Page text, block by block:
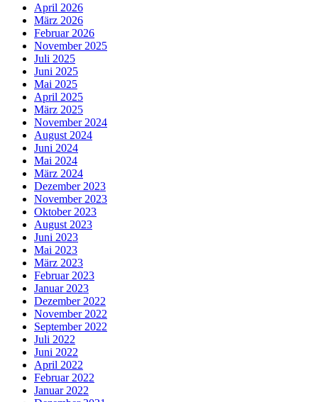
April 2026
März 2026
Februar 2026
November 2025
Juli 2025
Juni 2025
Mai 2025
April 2025
März 2025
November 2024
August 2024
Juni 2024
Mai 2024
März 2024
Dezember 2023
November 2023
Oktober 2023
August 2023
Juni 2023
Mai 2023
März 2023
Februar 2023
Januar 2023
Dezember 2022
November 2022
September 2022
Juli 2022
Juni 2022
April 2022
Februar 2022
Januar 2022